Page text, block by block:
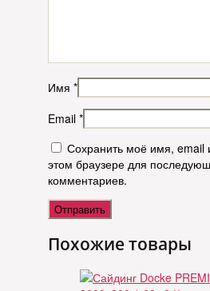
Имя *
Email *
Сохранить моё имя, email
этом браузере для
комментариев.
Похожие товары